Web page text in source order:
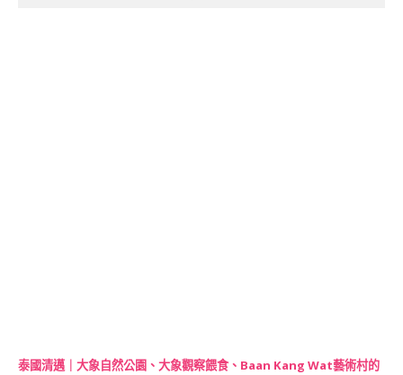
泰國清邁｜大象自然公園、大象觀察餵食、Baan Kang Wat藝術村的